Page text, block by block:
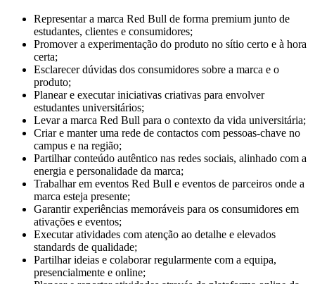
Representar a marca Red Bull de forma premium junto de
estudantes, clientes e consumidores;
Promover a experimentação do produto no sítio certo e à hora
certa;
Esclarecer dúvidas dos consumidores sobre a marca e o
produto;
Planear e executar iniciativas criativas para envolver
estudantes universitários;
Levar a marca Red Bull para o contexto da vida universitária;
Criar e manter uma rede de contactos com pessoas-chave no
campus e na região;
Partilhar conteúdo autêntico nas redes sociais, alinhado com a
energia e personalidade da marca;
Trabalhar em eventos Red Bull e eventos de parceiros onde a
marca esteja presente;
Garantir experiências memoráveis para os consumidores em
ativações e eventos;
Executar atividades com atenção ao detalhe e elevados
standards de qualidade;
Partilhar ideias e colaborar regularmente com a equipa,
presencialmente e online;